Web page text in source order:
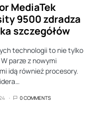
MediaTek
9500 zdradza
szczegółów
technologii to nie tylko
parze z nowymi
idą również procesory.
0 COMMENTS